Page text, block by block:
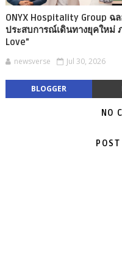
ONYX Hospitality Group ฉ
ประสบการณ์เดินทางยุคใหม่
Love”
newsverse Jul 30, 2026
BLOGGER
NO